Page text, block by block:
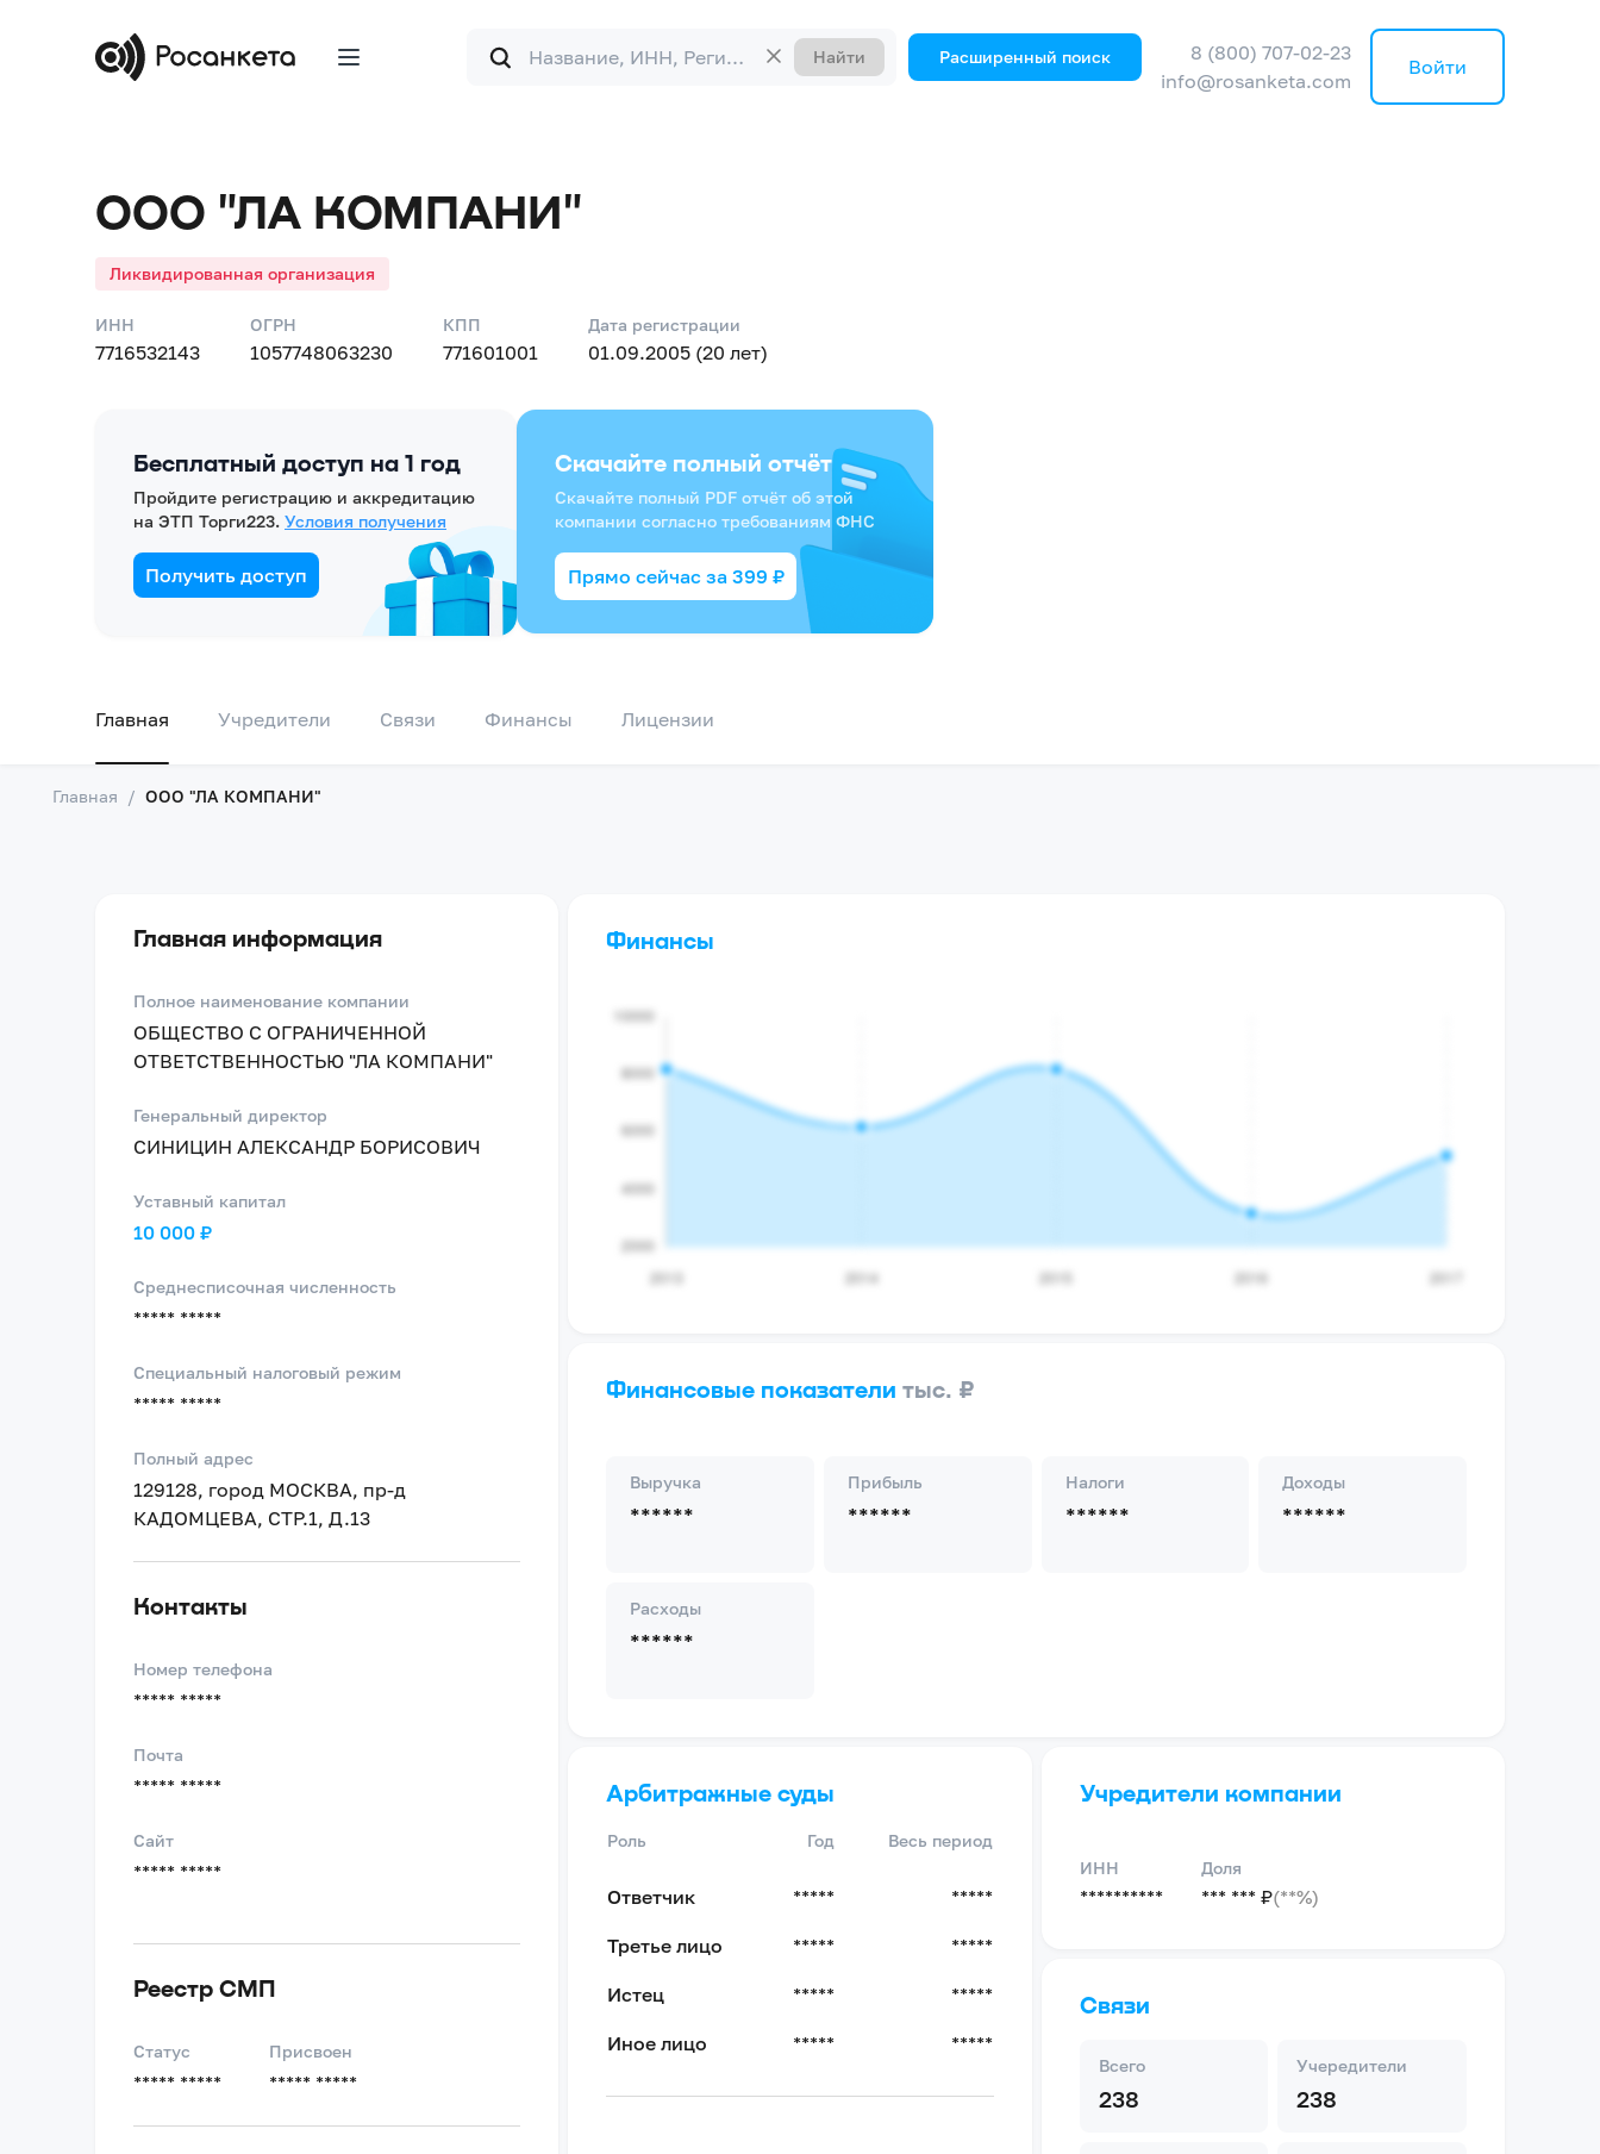
Форма
поиска
Найти Расширенный поиск
8 (800) 707-02-23
info@rosanketa.com
Войти
ООО "ЛА КОМПАНИ"
Ликвидированная организация
ИНН
7716532143
ОГРН
1057748063230
КПП
771601001
Дата регистрации
01.09.2005 (20 лет)
Бесплатный доступ на 1 год
Пройдите регистрацию и аккредитацию
на ЭТП Торги223. Условия получения
Получить доступ
Скачайте полный отчёт
Скачайте полный PDF отчёт об этой
компании согласно требованиям ФНС
Прямо сейчас за 399 ₽
Главная Учредители Связи Финансы Лицензии
Главная / ООО "ЛА КОМПАНИ"
Главная информация
Полное наименование компании
ОБЩЕСТВО С ОГРАНИЧЕННОЙ
ОТВЕТСТВЕННОСТЬЮ "ЛА КОМПАНИ"
Генеральный директор
СИНИЦИН АЛЕКСАНДР БОРИСОВИЧ
Уставный капитал
10 000 ₽
Среднесписочная численность
***** *****
Специальный налоговый режим
***** *****
Полный адрес
129128, город МОСКВА, пр-д
КАДОМЦЕВА, СТР.1, Д.13
Контакты
Номер телефона
***** *****
Почта
***** *****
Сайт
***** *****
Реестр СМП
Статус
***** *****
Присвоен
***** *****
Финансы
Финансовые показателитыс. ₽
Выручка
******
Прибыль
******
Налоги
******
Доходы
******
Расходы
******
Арбитражные суды
Роль Год Весь период
Ответчик ***** *****
Третье лицо ***** *****
Истец ***** *****
Иное лицо ***** *****
Учредители компании
ИНН
**********
Доля
*** *** ₽(**%)
Связи
Всего
238
Учередители
238